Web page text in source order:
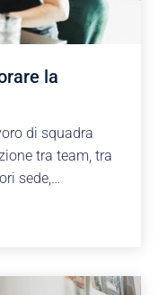
la
di squadra
tra team, tra
sede,